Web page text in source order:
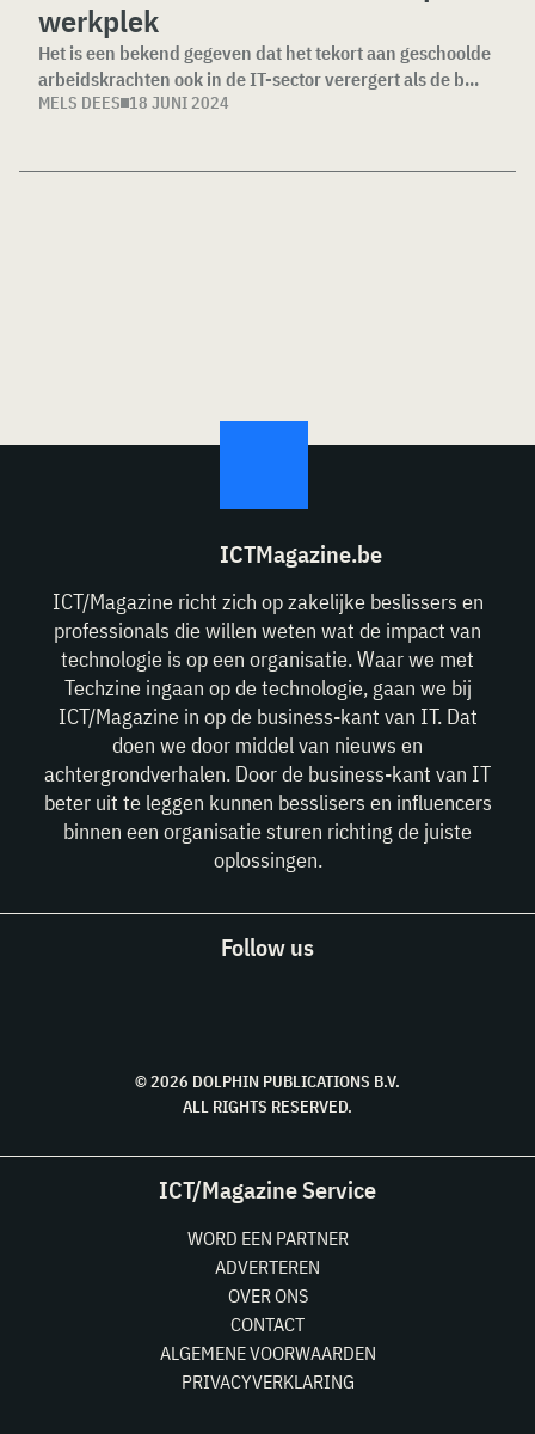
werkplek
Het is een bekend gegeven dat het tekort aan geschoolde
arbeidskrachten ook in de IT-sector verergert als de b...
MELS DEES 18 JUNI 2024
ICTMagazine.be
ICT/Magazine richt zich op zakelijke beslissers en
professionals die willen weten wat de impact van
technologie is op een organisatie. Waar we met
Techzine ingaan op de technologie, gaan we bij
ICT/Magazine in op de business-kant van IT. Dat
doen we door middel van nieuws en
achtergrondverhalen. Door de business-kant van IT
beter uit te leggen kunnen besslisers en influencers
binnen een organisatie sturen richting de juiste
oplossingen.
Follow us
© 2026 DOLPHIN PUBLICATIONS B.V.
ALL RIGHTS RESERVED.
ICT/Magazine Service
WORD EEN PARTNER
ADVERTEREN
OVER ONS
CONTACT
ALGEMENE VOORWAARDEN
PRIVACYVERKLARING